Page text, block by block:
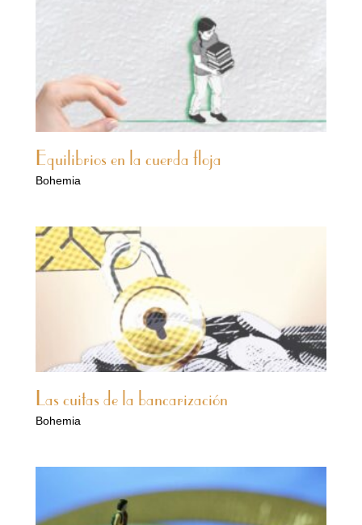
Equilibrios en la cuerda floja
Bohemia
Las cuitas de la bancarización
Bohemia